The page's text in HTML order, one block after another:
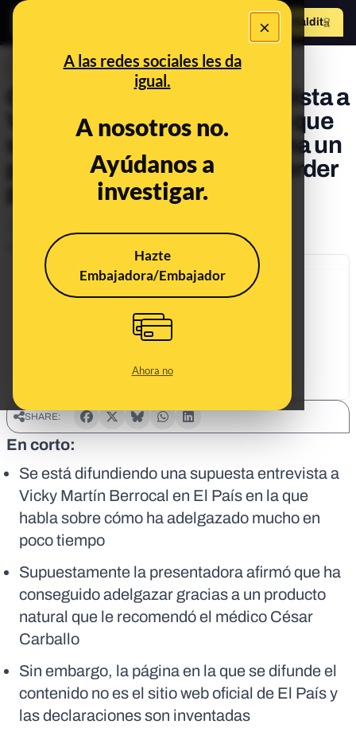
×
A las redes sociales les da
igual.
A nosotros no.
Ayúdanos a
investigar.
Hazte
Embajadora/Embajador
Ahora no
Hazte Maldito
Cuidado con la falsa entrevista a
Vicky Martín Berrocal en la que
supuestamente promociona un
producto “milagro” para perder
Publicado el
SHARE:
En corto:
Se está difundiendo una supuesta entrevista a
Vicky Martín Berrocal en El País en la que
habla sobre cómo ha adelgazado mucho en
poco tiempo
Supuestamente la presentadora afirmó que ha
conseguido adelgazar gracias a un producto
natural que le recomendó el médico César
Carballo
Sin embargo, la página en la que se difunde el
contenido no es el sitio web oficial de El País y
las declaraciones son inventadas